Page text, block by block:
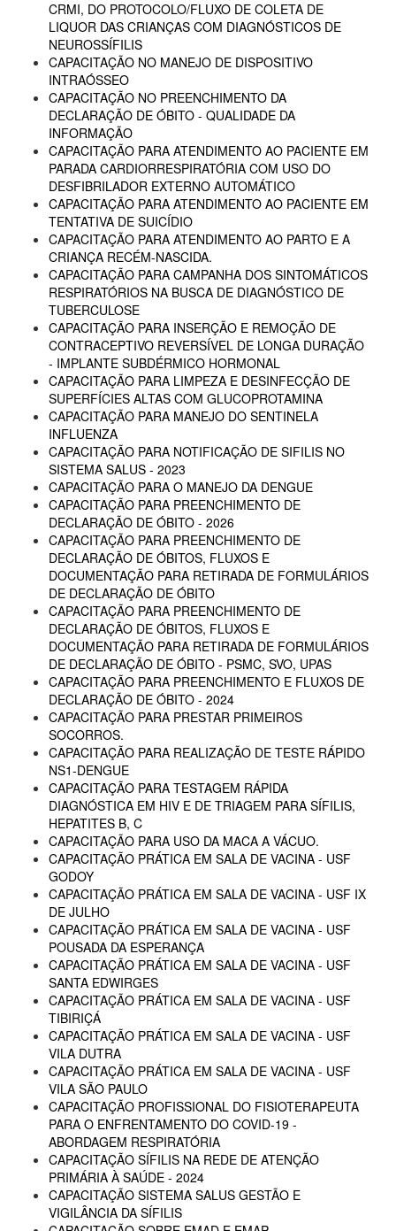
CRMI, DO PROTOCOLO/FLUXO DE COLETA DE
LIQUOR DAS CRIANÇAS COM DIAGNÓSTICOS DE
NEUROSSÍFILIS
CAPACITAÇÃO NO MANEJO DE DISPOSITIVO
INTRAÓSSEO
CAPACITAÇÃO NO PREENCHIMENTO DA
DECLARAÇÃO DE ÓBITO - QUALIDADE DA
INFORMAÇÃO
CAPACITAÇÃO PARA ATENDIMENTO AO PACIENTE EM
PARADA CARDIORRESPIRATÓRIA COM USO DO
DESFIBRILADOR EXTERNO AUTOMÁTICO
CAPACITAÇÃO PARA ATENDIMENTO AO PACIENTE EM
TENTATIVA DE SUICÍDIO
CAPACITAÇÃO PARA ATENDIMENTO AO PARTO E A
CRIANÇA RECÉM-NASCIDA.
CAPACITAÇÃO PARA CAMPANHA DOS SINTOMÁTICOS
RESPIRATÓRIOS NA BUSCA DE DIAGNÓSTICO DE
TUBERCULOSE
CAPACITAÇÃO PARA INSERÇÃO E REMOÇÃO DE
CONTRACEPTIVO REVERSÍVEL DE LONGA DURAÇÃO
- IMPLANTE SUBDÉRMICO HORMONAL
CAPACITAÇÃO PARA LIMPEZA E DESINFECÇÃO DE
SUPERFÍCIES ALTAS COM GLUCOPROTAMINA
CAPACITAÇÃO PARA MANEJO DO SENTINELA
INFLUENZA
CAPACITAÇÃO PARA NOTIFICAÇÃO DE SIFILIS NO
SISTEMA SALUS - 2023
CAPACITAÇÃO PARA O MANEJO DA DENGUE
CAPACITAÇÃO PARA PREENCHIMENTO DE
DECLARAÇÃO DE ÓBITO - 2026
CAPACITAÇÃO PARA PREENCHIMENTO DE
DECLARAÇÃO DE ÓBITOS, FLUXOS E
DOCUMENTAÇÃO PARA RETIRADA DE FORMULÁRIOS
DE DECLARAÇÃO DE ÓBITO
CAPACITAÇÃO PARA PREENCHIMENTO DE
DECLARAÇÃO DE ÓBITOS, FLUXOS E
DOCUMENTAÇÃO PARA RETIRADA DE FORMULÁRIOS
DE DECLARAÇÃO DE ÓBITO - PSMC, SVO, UPAS
CAPACITAÇÃO PARA PREENCHIMENTO E FLUXOS DE
DECLARAÇÃO DE ÓBITO - 2024
CAPACITAÇÃO PARA PRESTAR PRIMEIROS
SOCORROS.
CAPACITAÇÃO PARA REALIZAÇÃO DE TESTE RÁPIDO
NS1-DENGUE
CAPACITAÇÃO PARA TESTAGEM RÁPIDA
DIAGNÓSTICA EM HIV E DE TRIAGEM PARA SÍFILIS,
HEPATITES B, C
CAPACITAÇÃO PARA USO DA MACA A VÁCUO.
CAPACITAÇÃO PRÁTICA EM SALA DE VACINA - USF
GODOY
CAPACITAÇÃO PRÁTICA EM SALA DE VACINA - USF IX
DE JULHO
CAPACITAÇÃO PRÁTICA EM SALA DE VACINA - USF
POUSADA DA ESPERANÇA
CAPACITAÇÃO PRÁTICA EM SALA DE VACINA - USF
SANTA EDWIRGES
CAPACITAÇÃO PRÁTICA EM SALA DE VACINA - USF
TIBIRIÇÁ
CAPACITAÇÃO PRÁTICA EM SALA DE VACINA - USF
VILA DUTRA
CAPACITAÇÃO PRÁTICA EM SALA DE VACINA - USF
VILA SÃO PAULO
CAPACITAÇÃO PROFISSIONAL DO FISIOTERAPEUTA
PARA O ENFRENTAMENTO DO COVID-19 -
ABORDAGEM RESPIRATÓRIA
CAPACITAÇÃO SÍFILIS NA REDE DE ATENÇÃO
PRIMÁRIA À SAÚDE - 2024
CAPACITAÇÃO SISTEMA SALUS GESTÃO E
VIGILÂNCIA DA SÍFILIS